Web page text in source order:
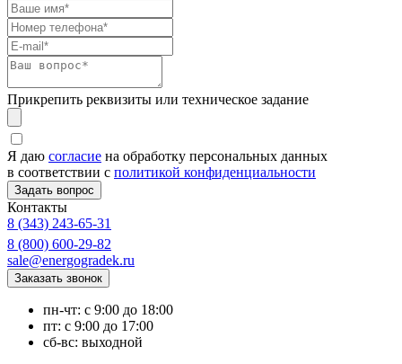
Прикрепить реквизиты или техническое задание
Я даю согласие на обработку персональных данных
в соответствии с политикой конфиденциальности
Контакты
8 (343) 243-65-31
8 (800) 600-29-82
sale@energogradek.ru
пн-чт: с 9:00 до 18:00
пт: с 9:00 до 17:00
сб-вс: выходной